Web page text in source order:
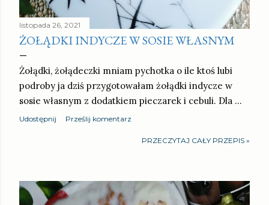
listopada 26, 2021
ŻOŁĄDKI INDYCZE W SOSIE WŁASNYM
Żołądki, żołądeczki mniam pychotka o ile ktoś lubi
podroby ja dziś przygotowałam żołądki indycze w
sosie własnym z dodatkiem pieczarek i cebuli. Dla …
Udostępnij Prześlij komentarz
PRZECZYTAJ CAŁY PRZEPIS »